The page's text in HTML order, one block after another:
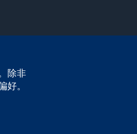
GB 718 2127 49.
除非
。